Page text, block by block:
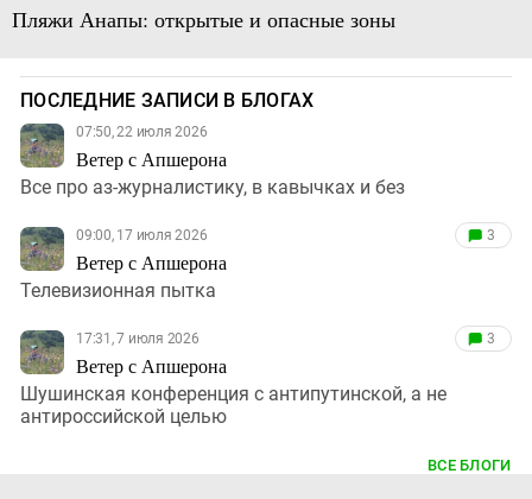
Пляжи Анапы: открытые и опасные зоны
ПОСЛЕДНИЕ ЗАПИСИ В БЛОГАХ
07:50, 22 июля 2026
Ветер с Апшерона
Все про аз-журналистику, в кавычках и без
09:00, 17 июля 2026
Ветер с Апшерона
3
Телевизионная пытка
17:31, 7 июля 2026
Ветер с Апшерона
3
Шушинская конференция с антипутинской, а не
антироссийской целью
ВСЕ БЛОГИ